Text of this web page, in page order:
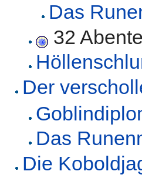
Das
32
Der
Das
Die